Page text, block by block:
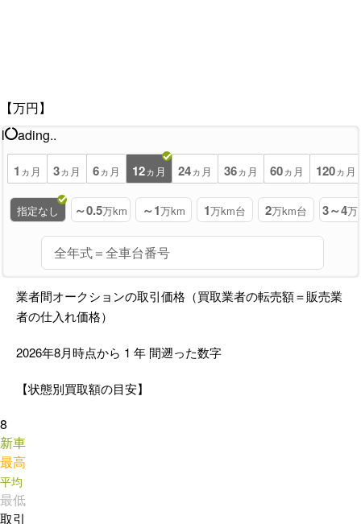
【万円】
l
ading..
1 ヵ月 3ヵ月 6ヵ月 12ヵ月 24ヵ月 36ヵ月 60ヵ月 120ヵ月
指定なし ～0.5万km ～1万km 1万km台 2万km台 3～4万
業者間オークションの取引価格（買取業者の転売額＝販売業
者の仕入れ価格）
2026年8月時点から 1 年 間遡った数字
【状態別買取額の目安】
8
新車
最高
平均
最低
取引